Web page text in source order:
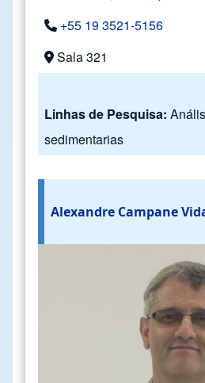
+55 19 3521-5156
Sala 321
Linhas de Pesquisa:
sedimentarias
Alexandre Campane